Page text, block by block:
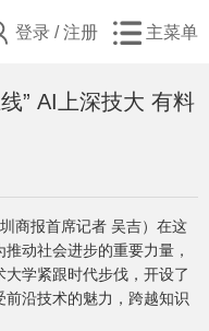
登录 /注册 主菜单
” AI上深技大 有料
圳商报首席记者 吴吉） 在这
动社会进步的重要力量，
学紧跟时代步伐，开设了
沿技术的魅力，跨越知识